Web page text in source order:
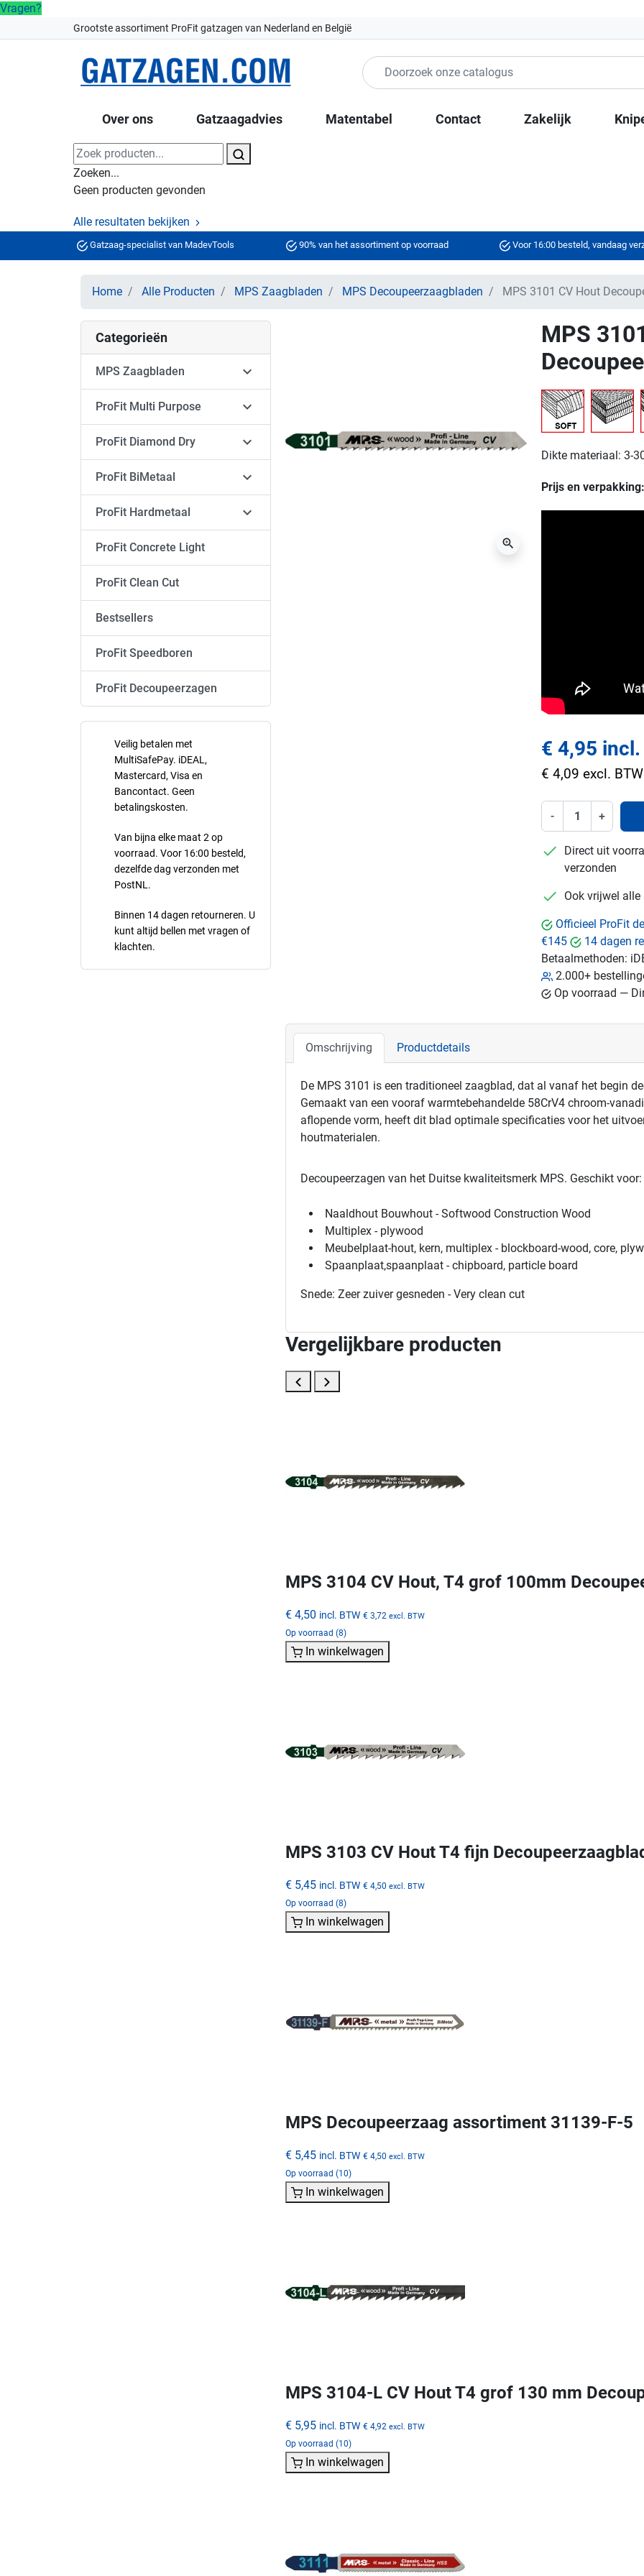
Vragen?
Grootste assortiment ProFit gatzagen van Nederland en België
Over ons Gatzaagadvies Matentabel Contact Zakelijk
Zoeken...
Geen producten gevonden
Alle resultaten bekijken
Gatzaag-specialist van MadevTools 90% van het assortiment op voorraad Voor 16:00 besteld, vandaag
Home Alle Producten MPS Zaagbladen MPS Decoupeerzaagbladen MPS 3101 CV Hout
Categorieën
MPS Zaagbladen 
ProFit Multi Purpose 
ProFit Diamond Dry 
ProFit BiMetaal 
ProFit Hardmetaal 
ProFit Concrete Light
ProFit Clean Cut
Bestsellers
ProFit Speedboren
ProFit Decoupeerzagen
Veilig betalen met
MultiSafePay. iDEAL,
Mastercard, Visa en
Bancontact. Geen
betalingskosten.
Van bijna elke maat 2 op
voorraad. Voor 16:00 besteld,
dezelfde dag verzonden met
PostNL.
Binnen 14 dagen retourneren. U
kunt altijd bellen met vragen of
klachten.
zoom_in
MPS
Dikte materiaal: 3-
Prijs en
€ 4,95 incl.
€ 4,09 excl. BTW
- +
checkmark
Direct uit
verzonden
checkmark
Ook vrijwel
Officieel ProFit
€145
14 dagen
Betaalmethoden:
2.000+
Op voorraad —
Omschrijving Productdetails
De MPS 3101 is een traditioneel zaagblad, dat al vanaf het begin
Gemaakt van een vooraf warmtebehandelde 58CrV4 chroom-
aflopende vorm, heeft dit blad optimale specificaties voor het
houtmaterialen.
Decoupeerzagen van het Duitse kwaliteitsmerk MPS. Geschikt voor:
Naaldhout Bouwhout - Softwood Construction Wood
Multiplex - plywood
Meubelplaat-hout, kern, multiplex - blockboard-wood, core,
Spaanplaat,spaanplaat - chipboard, particle board
Snede: Zeer zuiver gesneden - Very clean cut
Vergelijkbare producten
MPS 3104 CV Hout, T4 grof 100mm
€ 4,50 incl. BTW € 3,72 excl. BTW
Op voorraad (8)
In winkelwagen
MPS 3103 CV Hout T4 fijn
€ 5,45 incl. BTW € 4,50 excl. BTW
Op voorraad (8)
In winkelwagen
MPS Decoupeerzaag assortiment 31139-F-5
€ 5,45 incl. BTW € 4,50 excl. BTW
Op voorraad (10)
In winkelwagen
MPS 3104-L CV Hout T4 grof 130 mm
€ 5,95 incl. BTW € 4,92 excl. BTW
Op voorraad (10)
In winkelwagen